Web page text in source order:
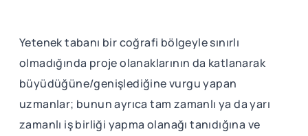
Yetenek tabanı bir coğrafi bölgeyle sınırlı
olmadığında proje olanaklarının da katlanarak
büyüdüğüne/genişlediğine vurgu yapan
uzmanlar; bunun ayrıca tam zamanlı ya da yarı
zamanlı iş birliği yapma olanağı tanıdığına ve